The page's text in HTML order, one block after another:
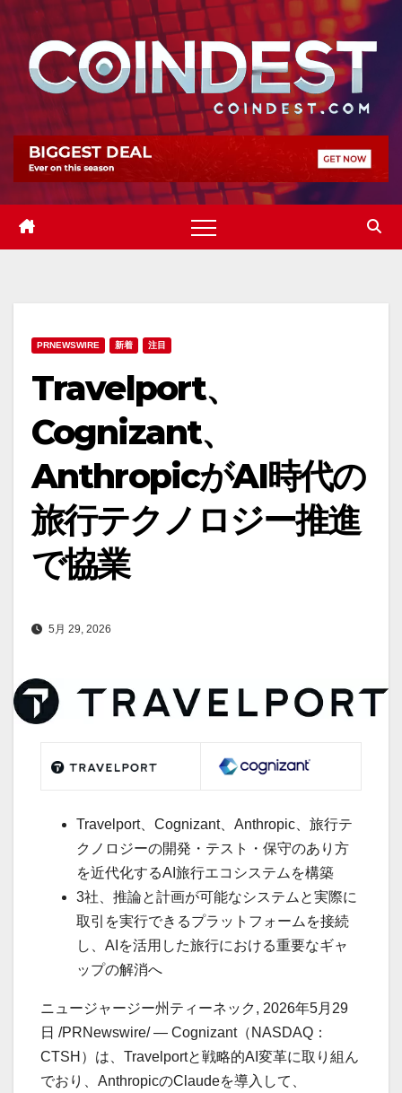
Skip
content
PRNEWSWIRE 新着 注目
Travelport、
Cognizant、
AnthropicがAI時代の
旅行テクノロジー推進
で協業
5月 29, 2026
Travelport、Cognizant、Anthropic、旅行テ
クノロジーの開発・テスト・保守のあり方
を近代化するAI旅行エコシステムを構築
3社、推論と計画が可能なシステムと実際に
取引を実行できるプラットフォームを接続
し、AIを活用した旅行における重要なギャ
ップの解消へ
ニュージャージー州ティーネック , 2026年5月29
日 /PRNewswire/ — Cognizant（NASDAQ：
CTSH）は、Travelportと戦略的AI変革に取り組ん
でおり、AnthropicのClaudeを導入して、